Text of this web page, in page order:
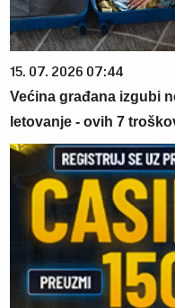
15. 07. 2026 07:44
Većina građana izgubi
letovanje - ovih 7